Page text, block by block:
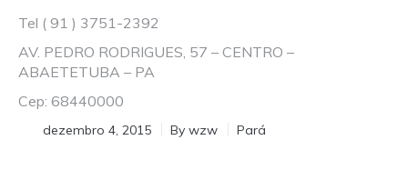
Tel ( 91 ) 3751-2392
AV. PEDRO RODRIGUES, 57 – CENTRO –
ABAETETUBA – PA
Cep: 68440000
dezembro 4, 2015 By wzw Pará